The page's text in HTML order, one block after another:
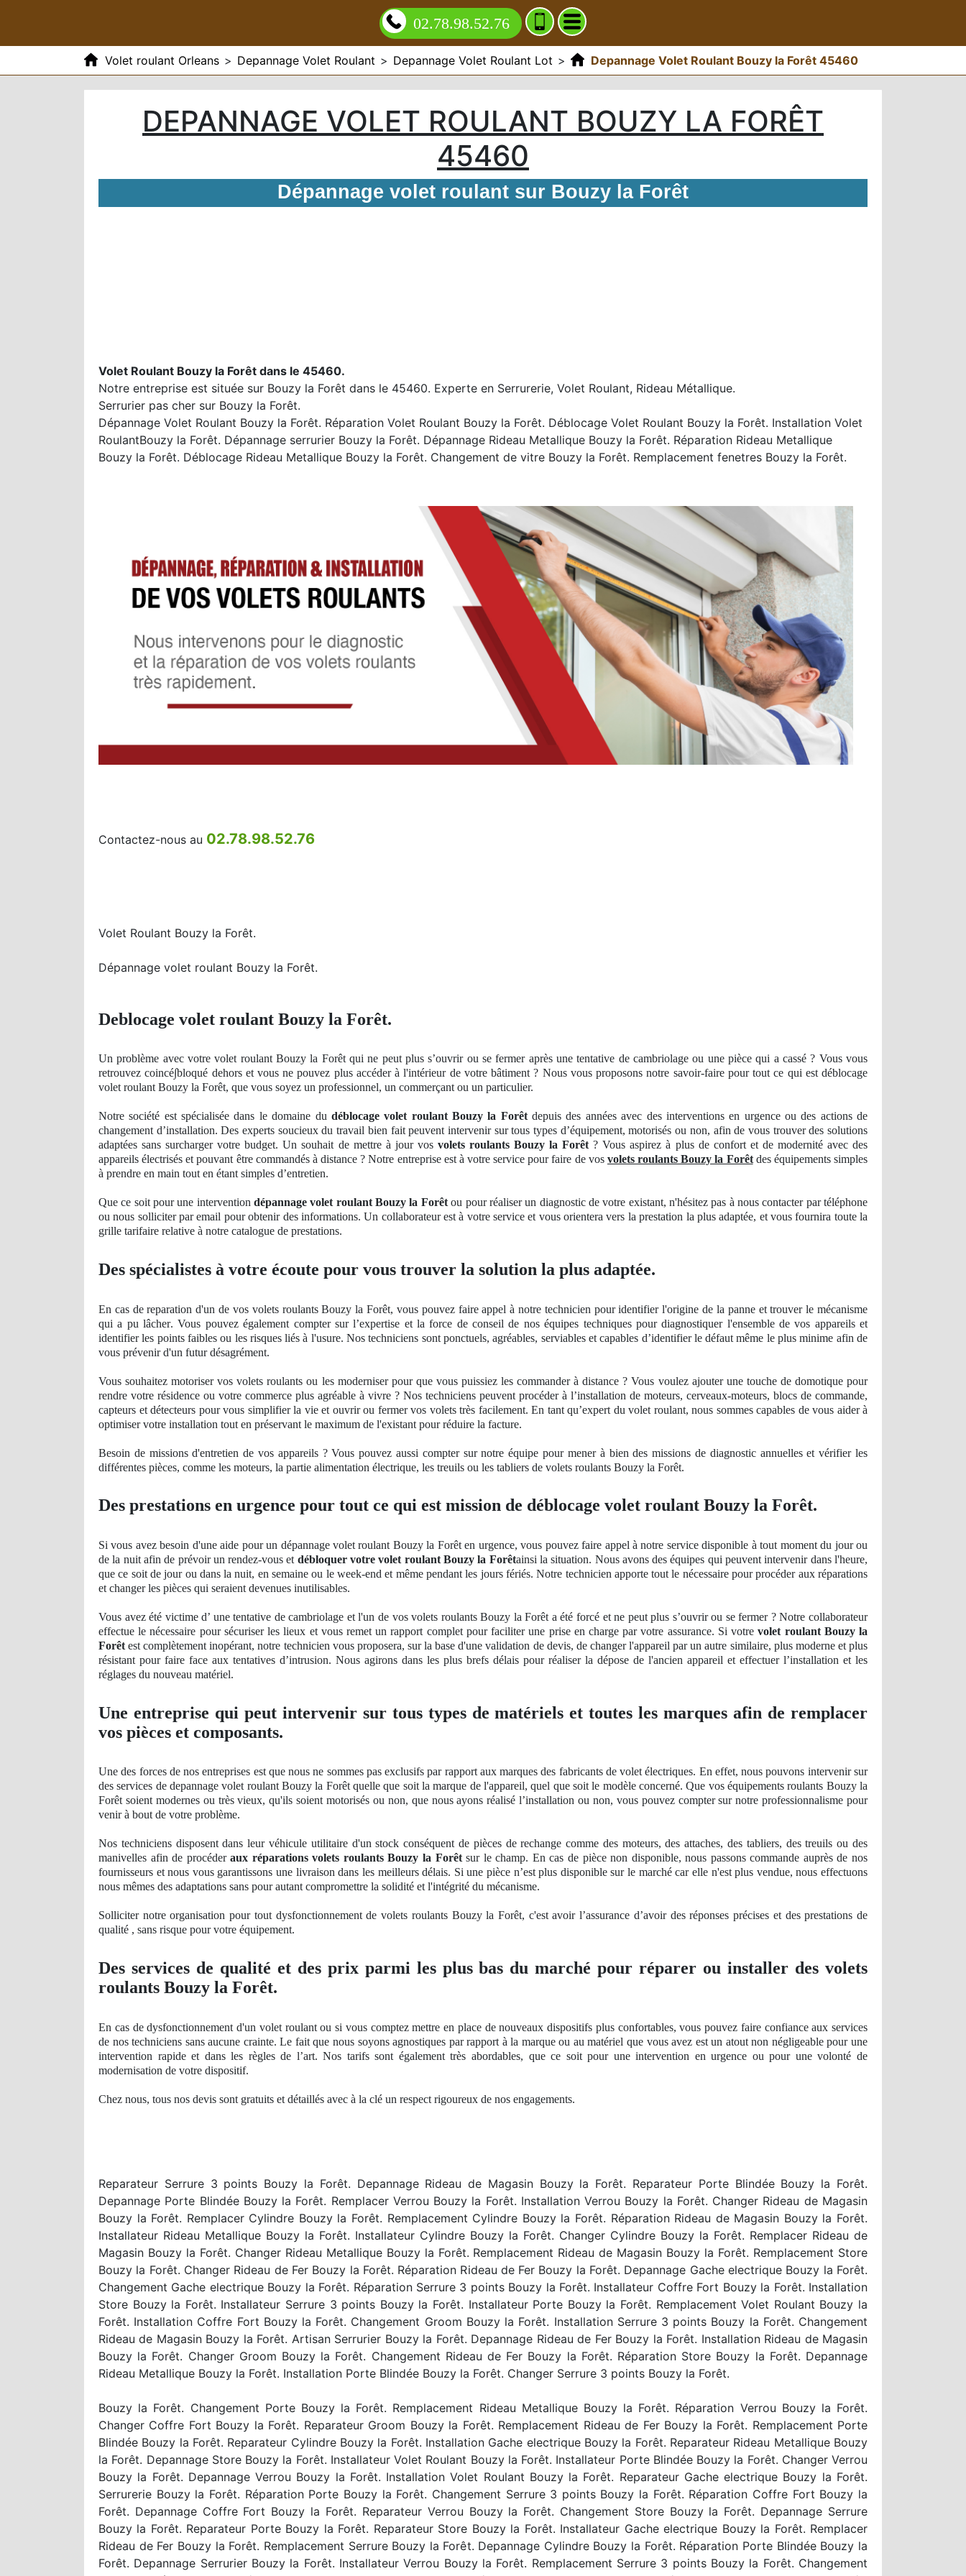
02.78.98.52.76
Volet roulant Orleans > Depannage Volet Roulant > Depannage Volet Roulant Lot > Depannage Volet Roulant Bouzy la Forêt 45460
DEPANNAGE VOLET ROULANT BOUZY LA FORÊT
45460
Dépannage volet roulant sur Bouzy la Forêt
Volet Roulant Bouzy la Forêt dans le 45460.
Notre entreprise est située sur Bouzy la Forêt dans le 45460. Experte en Serrurerie, Volet Roulant, Rideau Métallique.
Serrurier pas cher sur Bouzy la Forêt.
Dépannage Volet Roulant Bouzy la Forêt. Réparation Volet Roulant Bouzy la Forêt. Déblocage Volet Roulant Bouzy la Forêt. Installation Volet
RoulantBouzy la Forêt. Dépannage serrurier Bouzy la Forêt. Dépannage Rideau Metallique Bouzy la Forêt. Réparation Rideau Metallique
Bouzy la Forêt. Déblocage Rideau Metallique Bouzy la Forêt. Changement de vitre Bouzy la Forêt. Remplacement fenetres Bouzy la Forêt.
Contactez-nous au 02.78.98.52.76
Volet Roulant Bouzy la Forêt.
Dépannage volet roulant Bouzy la Forêt.
Deblocage volet roulant Bouzy la Forêt.
Unproblème avec votre volet roulant Bouzy la Forêt qui ne peut plus s’ouvrirou sefermeraprès une tentative de cambriolage ou une pièce qui a cassé ? Vous vous
retrouvezcoincé∫bloqué dehorset vous ne pouvez plus accéderàl'intérieur de votre bâtiment? Nous vous proposons notre savoir-faire pour tout ce qui est déblocage
volet roulant Bouzy la Forêt, que vous soyez un professionnel, un commerçant ou un particulier.
Notre société est spécialisée dans le domaine du déblocage volet roulant Bouzy la Forêtdepuis des années avec des interventions en urgence ou des actionsde
changement d’installation. Des experts soucieux du travail bien fait peuvent intervenir sur tous types d’équipement, motorisés ou non, afin de vous trouver des solutions
adaptées sans surcharger votre budget. Un souhait de mettre à jour vos volets roulants Bouzy la Forêt? Vous aspirez à plus de confort et de modernité avec des
appareils électrisés et pouvant être commandés à distance ? Notre entreprise est à votre service pour faire de vos volets roulants Bouzy la Forêtdes équipements simples
à prendre en main tout en étant simples d’entretien.
Que ce soit pour une interventiondépannage volet roulant Bouzy la Forêtou pour réaliserun diagnostic de votre existant, n'hésitez pas à nouscontacterpar téléphone
ou nous solliciter par email pour obtenir des informations. Un collaborateur est à votre service et vous orientera vers la prestation la plusadaptée, et vous fournira toute la
grille tarifaire relative à notre catalogue de prestations.
Des spécialistes à votre écoute pour vous trouver la solution la plus adaptée.
En cas de reparation d'un de vos volets roulants Bouzy la Forêt, vous pouvez faire appel à notre technicien pour identifier l'origine de la panne et trouver le mécanisme
qui a pu lâcher. Vous pouvez également compter sur l’expertise et la force de conseil de noséquipes techniques pour diagnostiquer l'ensemble de vos appareils et
identifier les points faibles ou les risques liés à l'usure. Nos techniciens sont ponctuels, agréables, serviables et capables d’identifier le défaut même le plus minime afin de
vous prévenir d'un futur désagrément.
Vous souhaitez motoriser vos volets roulants ou les moderniser pour que vous puissiez les commander à distance ? Vous voulez ajouter une touche de domotique pour
rendre votre résidence ou votre commerce plus agréable à vivre ? Nos techniciens peuvent procéder à l’installation de moteurs, cerveaux-moteurs, blocs de commande,
capteurs et détecteurs pour vous simplifier la vie et ouvrir ou fermer vos volets très facilement. En tant qu’expert du volet roulant, nous sommes capables de vous aider à
optimiser votre installation tout en préservant le maximum de l'existant pour réduire la facture.
Besoin de missions d'entretien de vos appareils ? Vous pouvez aussi compter sur notre équipe pour mener à bien des missions de diagnosticannuelles et vérifier les
différentes pièces, comme les moteurs, la partie alimentation électrique, les treuils ou les tabliers de volets roulants Bouzy la Forêt.
Des prestations en urgence pour tout ce qui est mission de déblocage volet roulant Bouzy la Forêt.
Si vous avez besoin d'une aide pour un dépannage volet roulant Bouzy la Forêt en urgence, vous pouvez faire appel à notre service disponible à tout moment du jour ou
de la nuit afin de prévoir un rendez-vous et débloquer votre volet roulant Bouzy la Forêtainsi la situation. Nous avons des équipes qui peuvent intervenir dans l'heure,
que ce soit de jour ou dans la nuit, en semaine ou le week-end et même pendant les jours fériés. Notre technicien apporte tout le nécessaire pour procéder aux réparations
et changer les pièces qui seraient devenues inutilisables.
Vous avez été victime d’ une tentative de cambriolage et l'un de vos volets roulants Bouzy la Forêt a été forcé et ne peut plus s’ouvrir ou se fermer ? Notre collaborateur
effectue le nécessaire pour sécuriser les lieux et vous remet un rapport complet pour faciliter une prise en charge par votre assurance. Si votrevolet roulant Bouzy la
Forêt est complètementinopérant, notre technicien vous proposera, sur la base d'une validation de devis, de changer l'appareil par un autre similaire, plus moderne et plus
résistant pour faire face aux tentatives d’intrusion. Nous agirons dans les plus brefs délais pour réaliser la dépose de l'ancien appareil et effectuer l’installation et les
réglages du nouveau matériel.
Une entreprise qui peut intervenir sur tous types de matériels et toutes les marques afin de remplacer
vos pièces et composants.
Une des forces de nos entreprises est que nous ne sommes pas exclusifs par rapport aux marques des fabricants de volet électriques. En effet, nous pouvons intervenir sur
des services de depannage volet roulant Bouzy la Forêt quelle que soit la marque de l'appareil, quel que soit le modèle concerné. Que vos équipements roulants Bouzy la
Forêt soient modernesou très vieux, qu'ils soient motorisés ou non, que nous ayons réalisé l’installation ou non, vous pouvez compter sur notre professionnalisme pour
venir à bout de votre problème.
Nos techniciens disposent dans leur véhicule utilitaire d'un stockconséquent de pièces de rechange comme des moteurs, des attaches, des tabliers, des treuils ou des
manivelles afin de procéderaux réparations volets roulants Bouzy la Forêtsur le champ. En cas de pièce non disponible, nous passons commande auprès de nos
fournisseurs et nous vous garantissons une livraison dans les meilleurs délais. Si une pièce n’est plus disponible sur le marché car elle n'est plus vendue, nous effectuons
nous mêmes des adaptations sans pour autant compromettre la solidité et l'intégrité du mécanisme.
Solliciter notre organisation pour tout dysfonctionnement de volets roulants Bouzy la Forêt, c'est avoir l’assurance d’avoir des réponses précises et des prestations de
qualité , sans risque pour votre équipement.
Des servicesde qualité et des prix parmi les plus bas du marché pour réparer ou installer des volets
roulants Bouzy la Forêt.
En cas de dysfonctionnement d'un volet roulant ou si vous comptez mettre en place de nouveaux dispositifs plus confortables, vous pouvez faire confiance aux services
de nos techniciens sans aucune crainte. Le fait que nous soyons agnostiques par rapport àla marque ou au matériel que vous avez est un atoutnon négligeable pour une
intervention rapide et dans les règles de l’art. Nos tarifs sont également très abordables, que ce soit pour une intervention en urgence ou pour une volonté de
modernisation de votre dispositif.
Chez nous, tous nos devis sont gratuits et détaillés avec à la clé un respect rigoureux de nos engagements.
Reparateur Serrure 3 points Bouzy la Forêt. Depannage Rideau de Magasin Bouzy la Forêt. Reparateur Porte Blindée Bouzy la Forêt.
Depannage Porte Blindée Bouzy la Forêt. Remplacer Verrou Bouzy la Forêt. Installation Verrou Bouzy la Forêt. Changer Rideau de Magasin
Bouzy la Forêt. Remplacer Cylindre Bouzy la Forêt. Remplacement Cylindre Bouzy la Forêt. Réparation Rideau de Magasin Bouzy la Forêt.
Installateur Rideau Metallique Bouzy la Forêt. Installateur Cylindre Bouzy la Forêt. Changer Cylindre Bouzy la Forêt. Remplacer Rideau de
Magasin Bouzy la Forêt. Changer Rideau Metallique Bouzy la Forêt. Remplacement Rideau de Magasin Bouzy la Forêt. Remplacement Store
Bouzy la Forêt. Changer Rideau de Fer Bouzy la Forêt. Réparation Rideau de Fer Bouzy la Forêt. Depannage Gache electrique Bouzy la Forêt.
Changement Gache electrique Bouzy la Forêt. Réparation Serrure 3 points Bouzy la Forêt. Installateur Coffre Fort Bouzy la Forêt. Installation
Store Bouzy la Forêt. Installateur Serrure 3 points Bouzy la Forêt. Installateur Porte Bouzy la Forêt. Remplacement Volet Roulant Bouzy la
Forêt. Installation Coffre Fort Bouzy la Forêt. Changement Groom Bouzy la Forêt. Installation Serrure 3 points Bouzy la Forêt. Changement
Rideau de Magasin Bouzy la Forêt. Artisan Serrurier Bouzy la Forêt. Depannage Rideau de Fer Bouzy la Forêt. Installation Rideau de Magasin
Bouzy la Forêt. Changer Groom Bouzy la Forêt. Changement Rideau de Fer Bouzy la Forêt. Réparation Store Bouzy la Forêt. Depannage
Rideau Metallique Bouzy la Forêt. Installation Porte Blindée Bouzy la Forêt. Changer Serrure 3 points Bouzy la Forêt.
Bouzy la Forêt. Changement Porte Bouzy la Forêt. Remplacement Rideau Metallique Bouzy la Forêt. Réparation Verrou Bouzy la Forêt.
Changer Coffre Fort Bouzy la Forêt. Reparateur Groom Bouzy la Forêt. Remplacement Rideau de Fer Bouzy la Forêt. Remplacement Porte
Blindée Bouzy la Forêt. Reparateur Cylindre Bouzy la Forêt. Installation Gache electrique Bouzy la Forêt. Reparateur Rideau Metallique Bouzy
la Forêt. Depannage Store Bouzy la Forêt. Installateur Volet Roulant Bouzy la Forêt. Installateur Porte Blindée Bouzy la Forêt. Changer Verrou
Bouzy la Forêt. Depannage Verrou Bouzy la Forêt. Installation Volet Roulant Bouzy la Forêt. Reparateur Gache electrique Bouzy la Forêt.
Serrurerie Bouzy la Forêt. Réparation Porte Bouzy la Forêt. Changement Serrure 3 points Bouzy la Forêt. Réparation Coffre Fort Bouzy la
Forêt. Depannage Coffre Fort Bouzy la Forêt. Reparateur Verrou Bouzy la Forêt. Changement Store Bouzy la Forêt. Depannage Serrure
Bouzy la Forêt. Reparateur Porte Bouzy la Forêt. Reparateur Store Bouzy la Forêt. Installateur Gache electrique Bouzy la Forêt. Remplacer
Rideau de Fer Bouzy la Forêt. Remplacement Serrure Bouzy la Forêt. Depannage Cylindre Bouzy la Forêt. Réparation Porte Blindée Bouzy la
Forêt. Depannage Serrurier Bouzy la Forêt. Installateur Verrou Bouzy la Forêt. Remplacement Serrure 3 points Bouzy la Forêt. Changement